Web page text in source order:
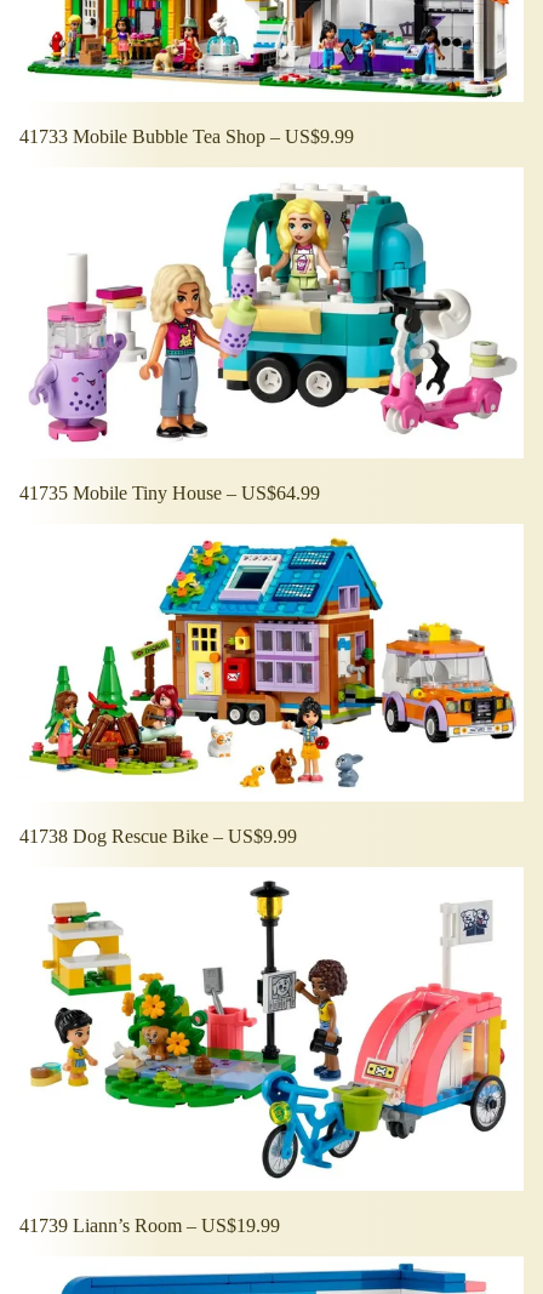
41733 Mobile Bubble Tea Shop – US$9.99
41735 Mobile Tiny House – US$64.99
41738 Dog Rescue Bike – US$9.99
41739 Liann’s Room – US$19.99